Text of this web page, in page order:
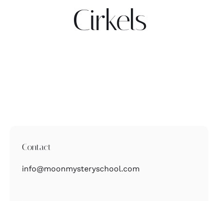
Contact
Cirkels
Contact
info@moonmysteryschool.com